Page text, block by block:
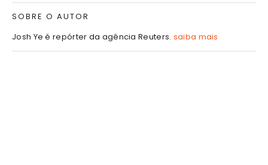
SOBRE O AUTOR
Josh Ye é repórter da agência Reuters. saiba mais